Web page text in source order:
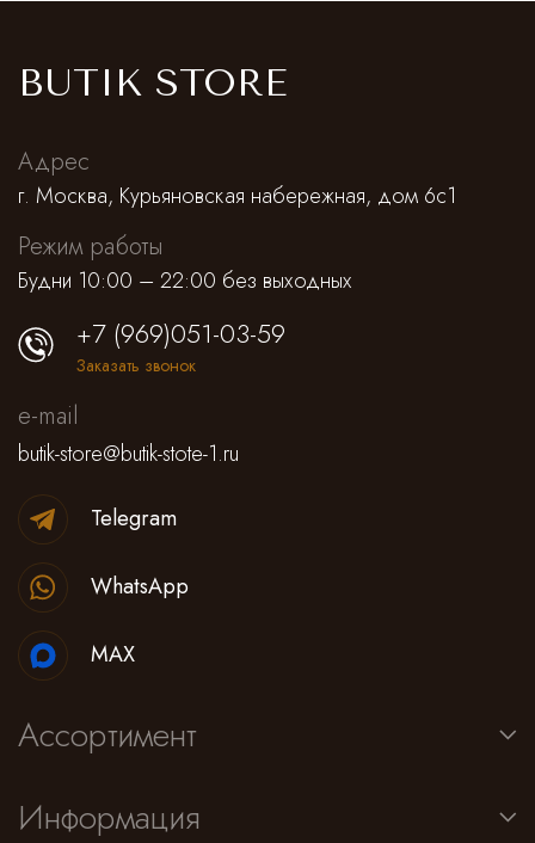
BUTIK STORE
Адрес
г. Москва, Курьяновская набережная, дом 6с1
Режим работы
Будни 10:00 – 22:00 без выходных
Ассортимент
Информация
+7 (969)051-03-59
Заказать звонок
e-mail
butik-store@butik-stote-1.ru
Telegram
WhatsApp
MAX